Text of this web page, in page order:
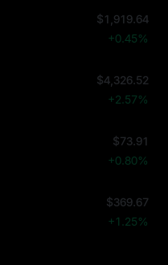
$1,919.64
+0.45%
$4,326.52
+2.57%
$73.91
+0.80%
$369.67
+1.25%